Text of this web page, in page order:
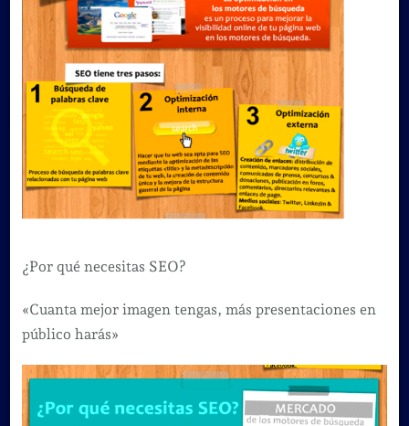
¿Por qué necesitas SEO?
«Cuanta mejor imagen tengas, más presentaciones en
público harás»